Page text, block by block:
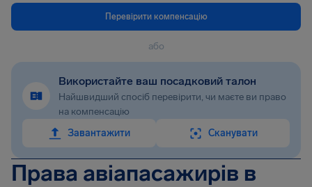
Перевірити компенсацію
або
Використайте ваш посадковий талон
Найшвидший спосіб перевірити, чи маєте ви право
на компенсацію
Завантажити
Сканувати
Права авіапасажирів в